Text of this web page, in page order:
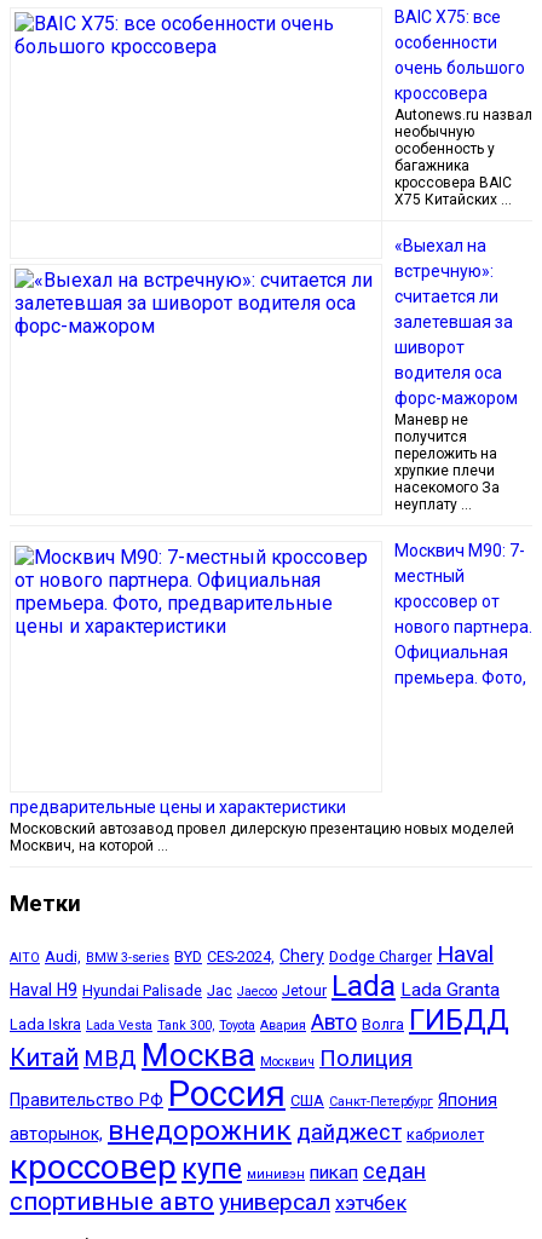
BAIC X75: все
особенности
очень большого
кроссовера
Autonews.ru назвал
необычную
особенность у
багажника
кроссовера BAIC
X75 Китайских …
«Выехал на
встречную»:
считается ли
залетевшая за
шиворот
водителя оса
форс-мажором
Маневр не
получится
переложить на
хрупкие плечи
насекомого За
неуплату …
Москвич М90: 7-
местный
кроссовер от
нового партнера.
Официальная
премьера. Фото,
предварительные цены и характеристики
Московский автозавод провел дилерскую презентацию новых моделей
Москвич, на которой …
Метки
AITO Audi, BMW 3-series BYD CES-2024, Chery Dodge Charger Haval
Haval H9 Hyundai Palisade Jac Jaecoo Jetour Lada Lada Granta
Lada Iskra Lada Vesta Tank 300, Toyota Авария Авто Волга ГИБДД
Китай МВД Москва Москвич Полиция
Правительство РФ Россия США Санкт-Петербург Япония
авторынок, внедорожник дайджест кабриолет
кроссовер купе минивэн пикап седан
спортивные авто универсал хэтчбек